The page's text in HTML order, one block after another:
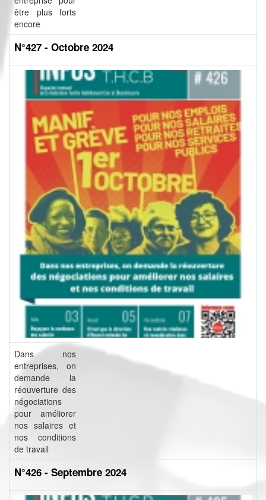
être plus forts
encore
N°427 - Octobre 2024
Dans nos
entreprises, on
demande la
réouverture des
négociations
pour améliorer
nos salaires et
nos conditions
de travail
N°426 - Septembre 2024